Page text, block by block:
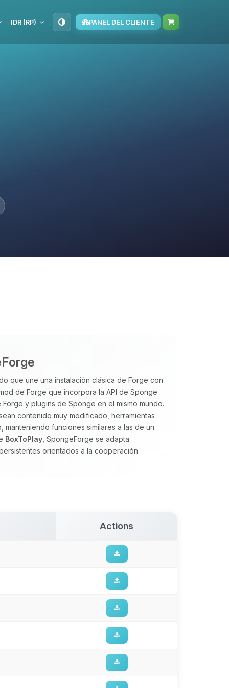
IDR (RP) PANEL DEL CLIENTE
que une una instalación clásica de Forge con
de Forge que incorpora la API de Sponge
y plugins de Sponge en el mismo mundo.
contenido muy modificado, herramientas
funciones similares a las de un
BoxToPlay , SpongeForge se adapta
orientados a la cooperación.
Actions